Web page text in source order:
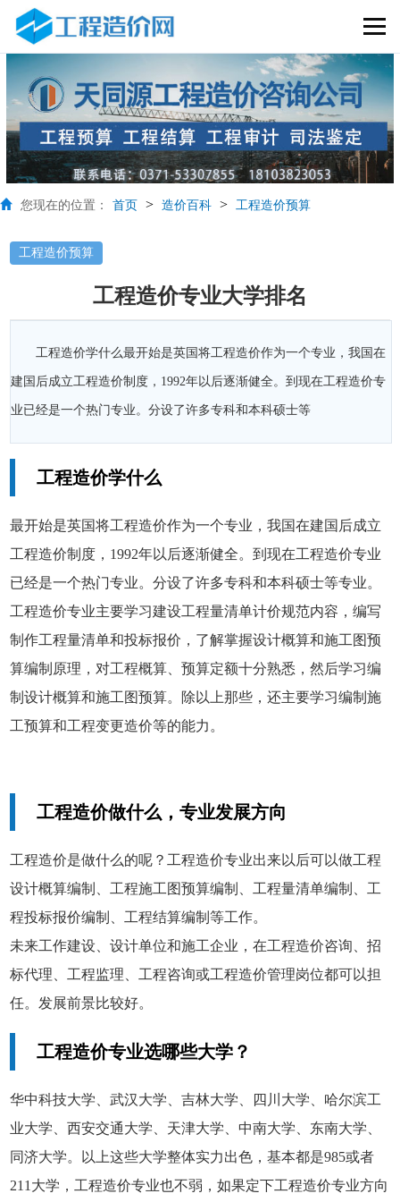
您现在的位置： 首页 > 造价百科 > 工程造价预算
工程造价预算
工程造价专业大学排名
工程造价学什么最开始是英国将工程造价作为一个专业，我国在
建国后成立工程造价制度，1992年以后逐渐健全。到现在工程造价专
业已经是一个热门专业。分设了许多专科和本科硕士等
工程造价学什么
最开始是英国将工程造价作为一个专业，我国在建国后成立
工程造价制度，1992年以后逐渐健全。到现在工程造价专业
已经是一个热门专业。分设了许多专科和本科硕士等专业。
工程造价专业主要学习建设工程量清单计价规范内容，编写
制作工程量清单和投标报价，了解掌握设计概算和施工图预
算编制原理，对工程概算、预算定额十分熟悉，然后学习编
制设计概算和施工图预算。除以上那些，还主要学习编制施
工预算和工程变更造价等的能力。
工程造价做什么，专业发展方向
工程造价是做什么的呢？工程造价专业出来以后可以做工程
设计概算编制、工程施工图预算编制、工程量清单编制、工
程投标报价编制、工程结算编制等工作。
未来工作建设、设计单位和施工企业，在工程造价咨询、招
标代理、工程监理、工程咨询或工程造价管理岗位都可以担
任。发展前景比较好。
工程造价专业选哪些大学？
华中科技大学、武汉大学、吉林大学、四川大学、哈尔滨工
业大学、西安交通大学、天津大学、中南大学、东南大学、
同济大学。以上这些大学整体实力出色，基本都是985或者
211大学，工程造价专业也不弱，如果定下工程造价专业方向